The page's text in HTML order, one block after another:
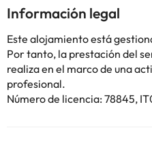
directamente con el
aparecen en la confirmación de
Algunos de los servicios
consultar sus tarifas
Información legal
Este alojamiento está
Por tanto, la prestación del
realiza en el marco de una
profesional.
Número de licencia: 78845,